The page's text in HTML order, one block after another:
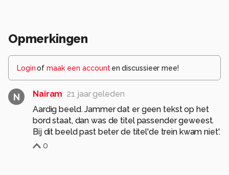
Opmerkingen
Loginof maak een account en discussieer mee!
N Nairam 21 jaar geleden
Aardig beeld. Jammer dat er geen tekst op het
bord staat, dan was de titel passender geweest.
Bij dit beeld past beter de titel'de trein kwam niet'.
0